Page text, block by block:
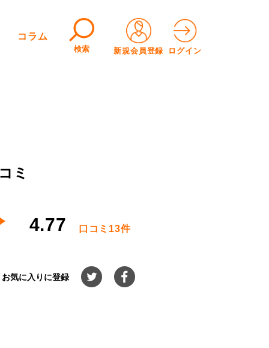
コラム
検索 新規会員登録 ログイン
ミ
4.77 口コミ 13件
お気に入りに登録